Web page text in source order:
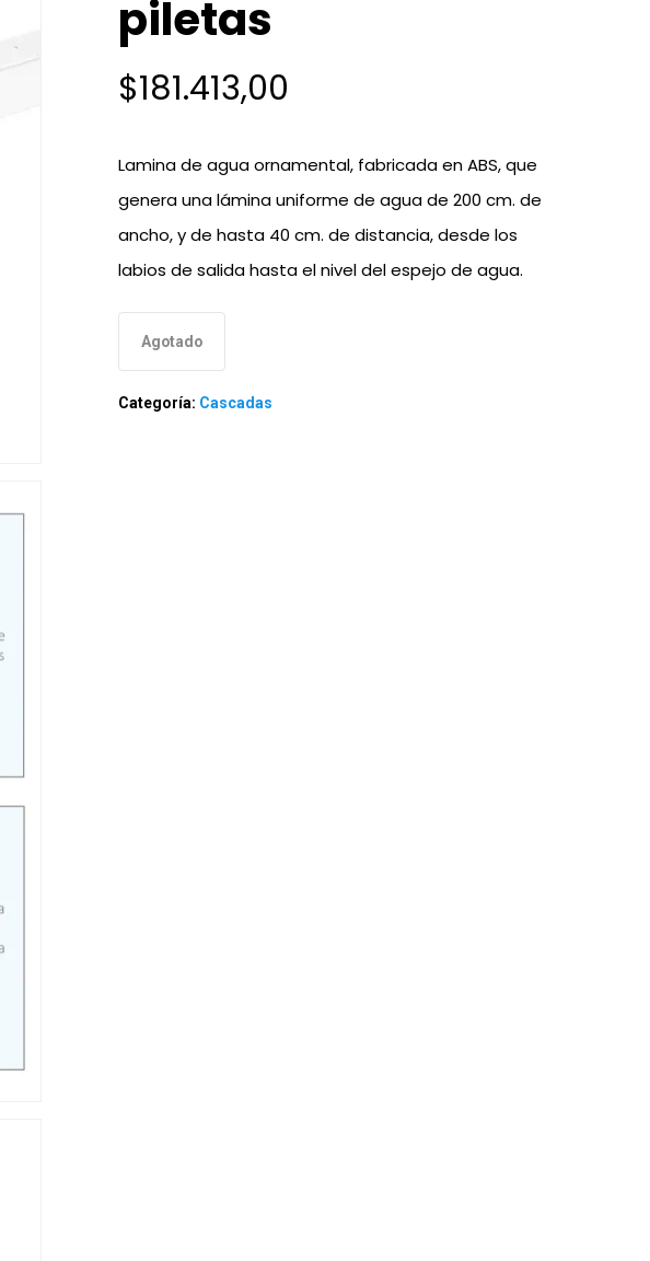
piletas
$181.413,00
Lamina de agua ornamental, fabricada en ABS, que
genera una lámina uniforme de agua de 200 cm. de
ancho, y de hasta 40 cm. de distancia, desde los
labios de salida hasta el nivel del espejo de agua.
Agotado
Categoría: Cascadas